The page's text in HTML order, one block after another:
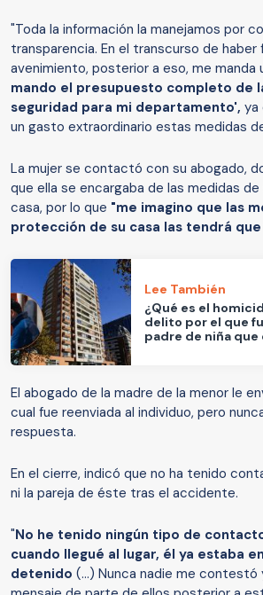
"Toda la información la manejamos por
transparencia. En el transcurso de haber
avenimiento, posterior a eso, me manda
mando el presupuesto completo de
seguridad para mi departamento', ya
un gasto extraordinario estas medidas
La mujer se contactó con su abogado,
que ella se encargaba de las medidas
casa, por lo que "me imagino que las
protección de su casa las tendrá
Lee También
¿Qué es el
delito por el que
padre de niña que
El abogado de la madre de la menor le
cual fue reenviada al individuo, pero
respuesta.
En el cierre, indicó que no ha tenido
ni la pareja de éste tras el accidente.
"No he tenido ningún tipo de
cuando llegué al lugar, él ya estaba
detenido (...) Nunca nadie me